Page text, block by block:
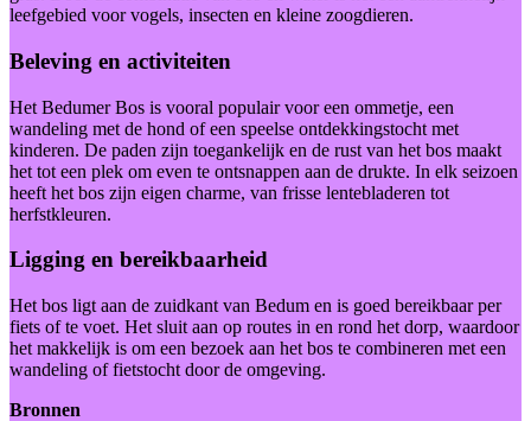
leefgebied voor vogels, insecten en kleine zoogdieren.
Beleving en activiteiten
Het Bedumer Bos is vooral populair voor een ommetje, een
wandeling met de hond of een speelse ontdekkingstocht met
kinderen. De paden zijn toegankelijk en de rust van het bos maakt
het tot een plek om even te ontsnappen aan de drukte. In elk seizoen
heeft het bos zijn eigen charme, van frisse lentebladeren tot
herfstkleuren.
Ligging en bereikbaarheid
Het bos ligt aan de zuidkant van Bedum en is goed bereikbaar per
fiets of te voet. Het sluit aan op routes in en rond het dorp, waardoor
het makkelijk is om een bezoek aan het bos te combineren met een
wandeling of fietstocht door de omgeving.
Bronnen